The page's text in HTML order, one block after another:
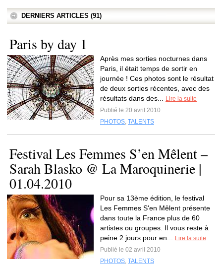
DERNIERS ARTICLES (91)
Paris by day 1
Après mes sorties nocturnes dans
Paris, il était temps de sortir en
journée ! Ces photos sont le résultat
de deux sorties récentes, avec des
résultats dans des...
Lire la suite
Publié le 20 avril 2010
PHOTOS, TALENTS
Festival Les Femmes S’en Mêlent –
Sarah Blasko @ La Maroquinerie |
01.04.2010
Pour sa 13ème édition, le festival
Les Femmes S'en Mêlent présente
dans toute la France plus de 60
artistes ou groupes. Il vous reste à
peine 2 jours pour en...
Lire la suite
Publié le 02 avril 2010
PHOTOS, TALENTS